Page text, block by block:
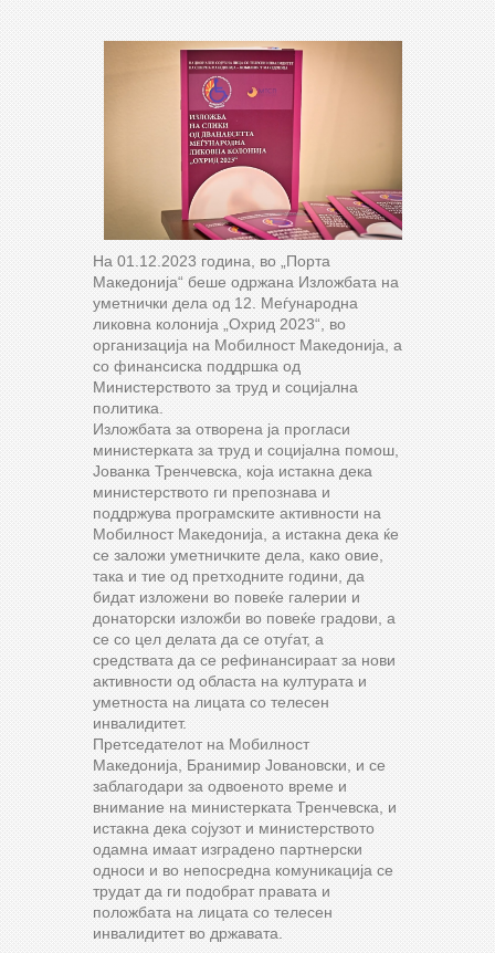
На 01.12.2023 година, во „Порта
Македонија“ беше одржана Изложбата на
уметнички дела од 12. Меѓународна
ликовна колонија „Охрид 2023“, во
организација на Мобилност Македонија, а
со финансиска поддршка од
Министерството за труд и социјална
политика.
Изложбата за отворена ја прогласи
министерката за труд и социјална помош,
Јованка Тренчевска, која истакна дека
министерството ги препознава и
поддржува програмските активности на
Мобилност Македонија, а истакна дека ќе
се заложи уметничките дела, како овие,
така и тие од претходните години, да
бидат изложени во повеќе галерии и
донаторски изложби во повеќе градови, а
се со цел делата да се отуѓат, а
средствата да се рефинансираат за нови
активности од областа на културата и
уметноста на лицата со телесен
инвалидитет.
Претседателот на Мобилност
Македонија, Бранимир Јовановски, и се
заблагодари за одвоеното време и
внимание на министерката Тренчевска, и
истакна дека сојузот и министерството
одамна имаат изградено партнерски
односи и во непосредна комуникација се
трудат да ги подобрат правата и
положбата на лицата со телесен
инвалидитет во државата.